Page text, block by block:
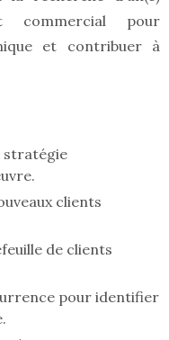
commercial pour
et contribuer à
stratégie
clients
de clients
pour identifier